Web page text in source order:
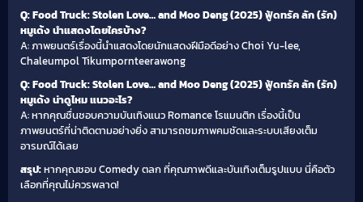
Q: Food Truck: Stolen Love… and Moo Deng (2025) ฟู้ดทรัค ลัก (รัก)
หมูเด้ง นำแสดงโดยใครบ้าง?
A: ภาพยนตร์เรื่องนี้นำแสดงโดยนักแสดงฝีมือดีอย่าง Choi Yu-lee,
Chaleumpol Tikumpornteerawong
Q: Food Truck: Stolen Love… and Moo Deng (2025) ฟู้ดทรัค ลัก (รัก)
หมูเด้ง น่าดูไหม แนวอะไร?
A: หากคุณชื่นชอบความบันเทิงแนว Romance โรแมนติก เรื่องนี้เป็น
ภาพยนตร์ที่น่าติดตามอย่างยิ่ง สามารถชมภาพคมชัดและระบบเสียงเต็ม
อารมณ์ได้เลย
สรุป:หากคุณชอบ Comedy ตลก ที่คุณภาพดีและบันเทิงเต็มรูปแบบ นี่คือตัว
เลือกที่คุณไม่ควรพลาด!